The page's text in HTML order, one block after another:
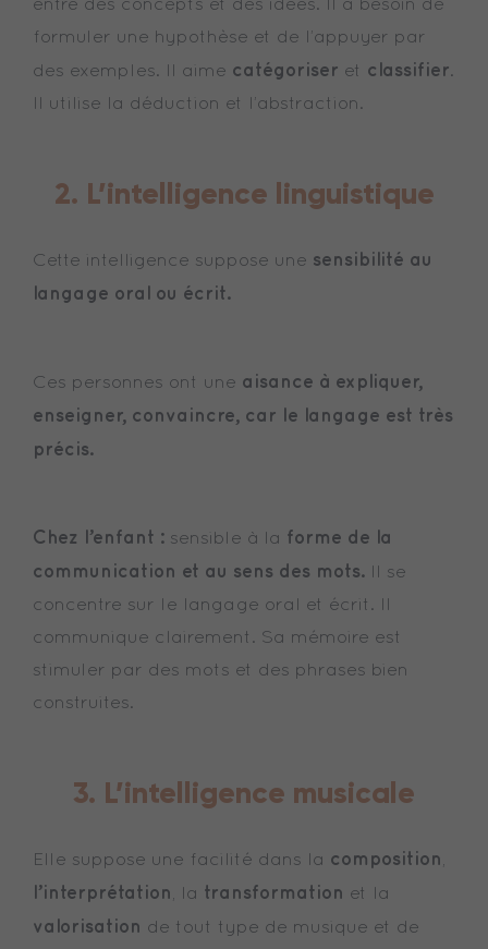
entre des concepts et des idées. Il a besoin de
formuler une hypothèse et de l’appuyer par
des exemples. Il aime catégoriser et classifier.
Il utilise la déduction et l’abstraction.
2. L’intelligence linguistique
Cette intelligence suppose une sensibilité au
langage oral ou écrit.
Ces personnes ont une aisance à expliquer,
enseigner, convaincre, car le langage est très
précis.
Chez l’enfant : sensible à la forme de la
communication et au sens des mots. Il se
concentre sur le langage oral et écrit. Il
communique clairement. Sa mémoire est
stimuler par des mots et des phrases bien
construites.
3. L’intelligence musicale
Elle suppose une facilité dans la composition
l’interprétation , la transformation et la
valorisation de tout type de musique et de